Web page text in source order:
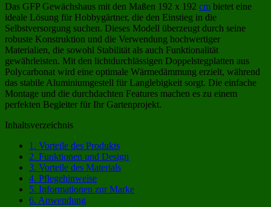
Das GFP Gewächshaus mit den Maßen 192 x 192 cm bietet eine
ideale Lösung für Hobbygärtner, die den Einstieg in die
Selbstversorgung suchen. Dieses Modell überzeugt durch seine
robuste Konstruktion und die Verwendung hochwertiger
Materialien, die sowohl Stabilität als auch Funktionalität
gewährleisten. Mit den lichtdurchlässigen Doppelstegplatten aus
Polycarbonat wird eine optimale Wärmedämmung erzielt, während
das stabile Aluminiumgestell für Langlebigkeit sorgt. Die einfache
Montage und die durchdachten Features machen es zu einem
perfekten Begleiter für Ihr Gartenprojekt.
Inhaltsverzeichnis
1. Vorteile des Produkts
2. Funktionen und Design
3. Vorteile des Materials
4. Pflegehinweise
5. Informationen zur Marke
6. Anwendung